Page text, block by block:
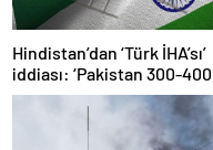
Hindistan’dan ‘Türk İHA’sı’
iddiası: ‘Pakistan 300-400
tanesi ile 36 noktaya sızdı’